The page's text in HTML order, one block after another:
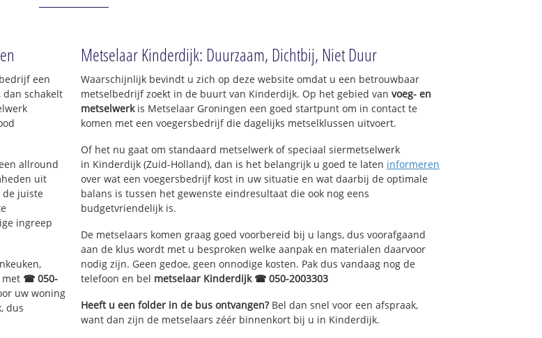
een
dan schakelt
allround
uit
juiste
ingreep
met ☎ 050-
uw woning
dus
Metselaar Kinderdijk: Duurzaam, Dichtbij, Niet Duur
Waarschijnlijk bevindt u zich op deze website omdat u een betrouwbaar
metselbedrijf zoekt in de buurt van Kinderdijk. Op het gebied van voeg- en
metselwerkis Metselaar Groningen een goed startpunt om in contact te
komen met een voegersbedrijf die dagelijks metselklussen uitvoert.
Of het nu gaat om standaard metselwerk of speciaal siermetselwerk
in Kinderdijk (Zuid-Holland), dan is het belangrijk u goed te laten informeren
over wat een voegersbedrijf kost in uw situatie en wat daarbij de optimale
balans is tussen het gewenste eindresultaat die ook nog eens
budgetvriendelijk is.
De metselaars komen graag goed voorbereid bij u langs, dus voorafgaand
aan de klus wordt met u besproken welke aanpak en materialen daarvoor
nodig zijn. Geen gedoe, geen onnodige kosten. Pak dus vandaag nog de
telefoon en bel metselaar Kinderdijk ☎ 050-2003303
Heeft u een folder in de bus ontvangen?Bel dan snel voor een afspraak,
want dan zijn de metselaars zéér binnenkort bij u in Kinderdijk.